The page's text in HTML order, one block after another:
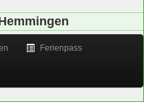
Ferienpass